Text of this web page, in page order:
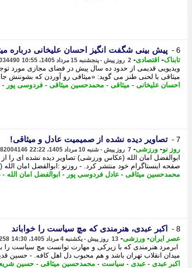
6 - پیش بینی شگفت انگیز احسان علیخانی درباره
تابناک- اقتصادی- 2 روز پیش - پنجشنبه 15 مرداد 1405، 10:55
ویدیویی قدیمی از حدود ده سال پیش در فضای مجازی مورد
میثاقی با لحنی طنز می گوید: «میثاقی رو آوردن که بشوننش
احسان علیخانی - میثاقی - محمدحسین میثاقی - فردوسی پور -
7 - تصاویر دیده نشده از صمیمیت عادل و میثاقی!
روز نو- ورزشی- 7 روز پیش - شنبه 10 مرداد 1405، 22:22 82004146
ابوالفضل امان الله (عکاس ورزشی) تصاویر دیده نشده ای
صفحه اینستاگرام خود منتشر کرد. - روزنو :ابوالفضل امان
محمدحسین میثاقی - عادل فردوسی پور - ابوالفضل امان الله -
8 - اکبر عبدی، هنرمندی که مچ سیاست را خواباند
عصر ایران- ورزشی- 13 روز پیش - یکشنبه 4 مرداد 1405، 14:30
ابرمرد هنرمندی که با زیرکی و مهارت توانست مچ سیاست را
میدان انقلاب تهران باشد و هم محبوب دل اهل کافه. - حسین
اکبر عبدی - عبدی - سیاست - محمدحسین میثاقی - حسین